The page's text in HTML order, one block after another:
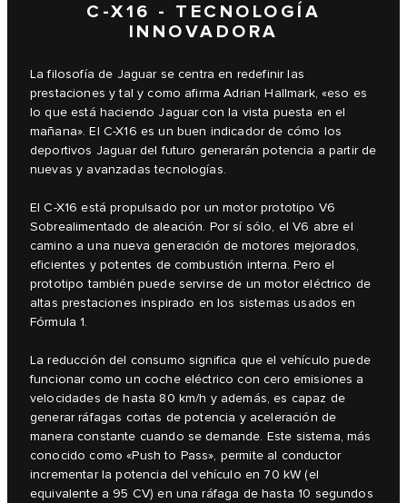
C-X16 - TECNOLOGÍA
INNOVADORA
La filosofía de Jaguar se centra en redefinir las
prestaciones y tal y como afirma Adrian Hallmark, «eso es
lo que está haciendo Jaguar con la vista puesta en el
mañana». El C-X16 es un buen indicador de cómo los
deportivos Jaguar del futuro generarán potencia a partir de
nuevas y avanzadas tecnologías.
El C-X16 está propulsado por un motor prototipo V6
Sobrealimentado de aleación. Por sí sólo, el V6 abre el
camino a una nueva generación de motores mejorados,
eficientes y potentes de combustión interna. Pero el
prototipo también puede servirse de un motor eléctrico de
altas prestaciones inspirado en los sistemas usados en
Fórmula 1.
La reducción del consumo significa que el vehículo puede
funcionar como un coche eléctrico con cero emisiones a
velocidades de hasta 80 km/h y además, es capaz de
generar ráfagas cortas de potencia y aceleración de
manera constante cuando se demande. Este sistema, más
conocido como «Push to Pass», permite al conductor
incrementar la potencia del vehículo en 70 kW (el
equivalente a 95 CV) en una ráfaga de hasta 10 segundos